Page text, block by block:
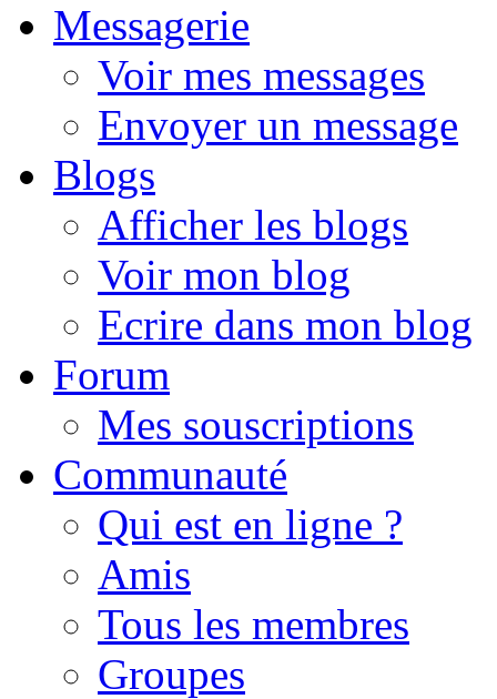
Messagerie
Voir mes messages
Envoyer un message
Blogs
Afficher les blogs
Voir mon blog
Ecrire dans mon blog
Forum
Mes souscriptions
Communauté
Qui est en ligne ?
Amis
Tous les membres
Groupes